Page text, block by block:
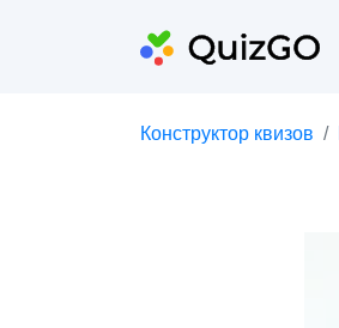
Конструктор квизов